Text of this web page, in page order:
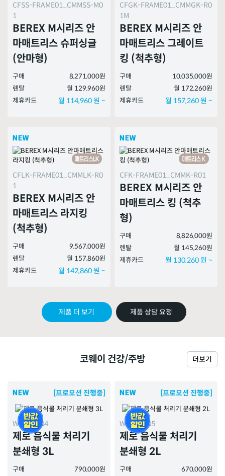
CFSS-FRAME01_CMMSS-M0
1
BEREX M시리즈 안
마매트리스 슈퍼싱글
(안마형)
구매
8,271,000원
렌탈
월 129,960원
제휴카드
월 114,960 원 ~
CFGK-FRAME01_CMMGK-R0
1M
BEREX M시리즈 안
마매트리스 그레이트
킹 (척추형)
구매
10,035,000원
렌탈
월 172,260원
제휴카드
월 157,260 원 ~
CFLK-FRAME01_CMMLK-R0
1
BEREX M시리즈 안
마매트리스 라지킹
(척추형)
구매
9,567,000원
렌탈
월 157,860원
제휴카드
월 142,860 원 ~
CFK-FRAME01_CMMK-R01
BEREX M시리즈 안
마매트리스 킹 (척추
형)
구매
8,826,000원
렌탈
월 145,260원
제휴카드
월 130,260 원 ~
제품 더 보기 제품 상담 요청
코웨이 건강/주방 더보기
[프로모션 진행중]
WMG-3004
제로 음식물 처리기
분쇄형 3L
구매
790,000원
[프로모션 진행중]
WMG-2005
제로 음식물 처리기
분쇄형 2L
구매
670,000원